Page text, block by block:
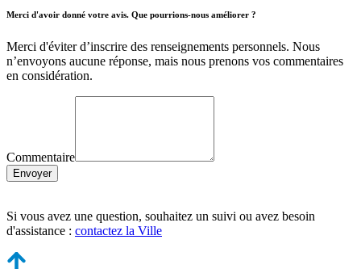
Merci d'avoir donné votre avis. Que pourrions-nous améliorer ?
Merci d'éviter d’inscrire des renseignements personnels. Nous
n’envoyons aucune réponse, mais nous prenons vos commentaires
en considération.
Commentaire
Envoyer
Si vous avez une question, souhaitez un suivi ou avez besoin
d'assistance : contactez la Ville